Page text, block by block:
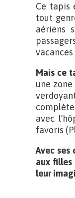
Ce tapis
tout
aériens
Mais ce
une
avec
favoris
Avec
aux filles
leur